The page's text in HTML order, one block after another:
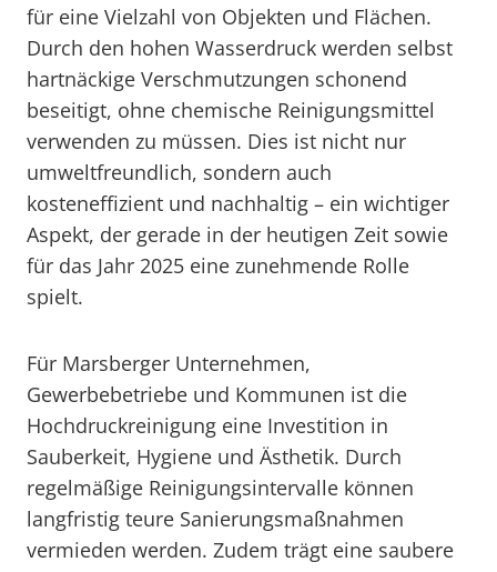
für eine Vielzahl von Objekten und Flächen.
Durch den hohen Wasserdruck werden selbst
hartnäckige Verschmutzungen schonend
beseitigt, ohne chemische Reinigungsmittel
verwenden zu müssen. Dies ist nicht nur
umweltfreundlich, sondern auch
kosteneffizient und nachhaltig – ein wichtiger
Aspekt, der gerade in der heutigen Zeit sowie
für das Jahr 2025 eine zunehmende Rolle
spielt.
Für Marsberger Unternehmen,
Gewerbebetriebe und Kommunen ist die
Hochdruckreinigung eine Investition in
Sauberkeit, Hygiene und Ästhetik. Durch
regelmäßige Reinigungsintervalle können
langfristig teure Sanierungsmaßnahmen
vermieden werden. Zudem trägt eine saubere